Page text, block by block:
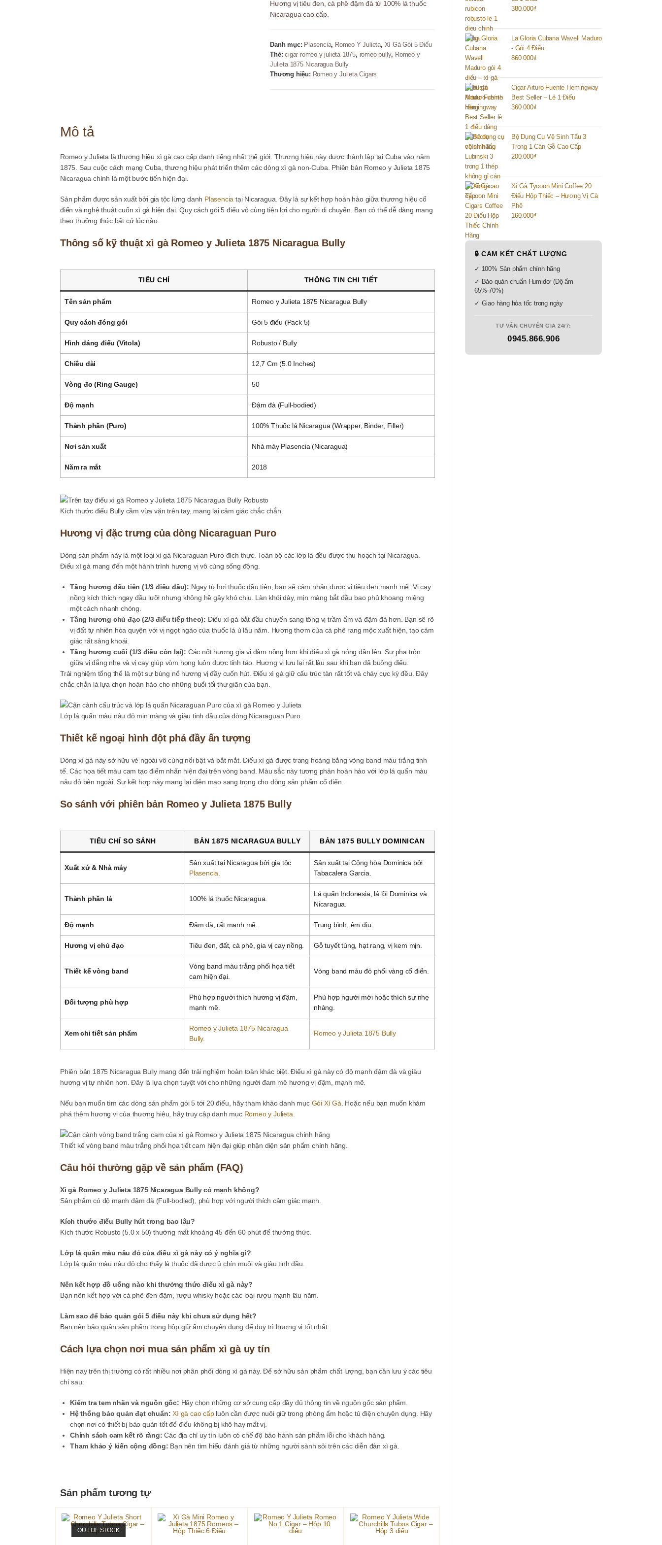
Cigar
-
số
Hương vị tiêu đen, cà phê đậm đà từ 100% lá thuốc
Nicaragua cao cấp.
Danh mục: Plasencia, Romeo Y Julieta, Xì Gà Gói 5 Điếu
Thẻ:cigar romeo y julieta 1875, romeo bully, Romeo y
Julieta 1875 Nicaragua Bully
Thương hiệu: Romeo y Julieta Cigars
Mô tả
Romeo y Julieta là thương hiệu xì gà cao cấp danh tiếng nhất thế giới. Thương hiệu này được thành lập tại Cuba vào năm
1875. Sau cuộc cách mạng Cuba, thương hiệu phát triển thêm các dòng xì gà non-Cuba. Phiên bản Romeo y Julieta 1875
Nicaragua chính là một bước tiến hiện đại.
Sản phẩm được sản xuất bởi gia tộc lừng danh Plasenciatại Nicaragua. Đây là sự kết hợp hoàn hảo giữa thương hiệu cổ
điển và nghệ thuật cuốn xì gà hiện đại. Quy cách gói 5 điếu vô cùng tiện lợi cho người di chuyển. Bạn có thể dễ dàng mang
theo thưởng thức bất cứ lúc nào.
Thông số kỹ thuật xì gà Romeo y Julieta 1875 Nicaragua Bully
TIÊU CHÍ THÔNG TIN CHI TIẾT
Tên sản phẩm Romeo y Julieta 1875 Nicaragua Bully
Quy cách đóng gói Gói 5 điếu (Pack 5)
Hình dáng điếu (Vitola) Robusto / Bully
Chiều dài 12,7 Cm (5.0 Inches)
Vòng đo (Ring Gauge) 50
Độ mạnh Đậm đà (Full-bodied)
Thành phần (Puro) 100% Thuốc lá Nicaragua (Wrapper, Binder, Filler)
Nơi sản xuất Nhà máy Plasencia (Nicaragua)
Năm ra mắt 2018
Kích thước điếu Bully cầm vừa vặn trên tay, mang lại cảm giác chắc chắn.
Hương vị đặc trưng của dòng Nicaraguan Puro
Dòng sản phẩm này là một loại xì gà Nicaraguan Puro đích thực. Toàn bộ các lớp lá đều được thu hoạch tại Nicaragua.
Điếu xì gà mang đến một hành trình hương vị vô cùng sống động.
Tầng hương đầu tiên (1/3 điếu đầu): Ngay từ hơi thuốc đầu tiên, bạn sẽ cảm nhận được vị tiêu đen mạnh mẽ. Vị cay
nồng kích thích ngay đầu lưỡi nhưng không hề gây khó chịu. Làn khói dày, mịn màng bắt đầu bao phủ khoang miệng
một cách nhanh chóng.
Tầng hương chủ đạo (2/3 điếu tiếp theo): Điếu xì gà bắt đầu chuyển sang tông vị trầm ấm và đậm đà hơn. Bạn sẽ rõ
vị đất tự nhiên hòa quyện với vị ngọt ngào của thuốc lá ủ lâu năm. Hương thơm của cà phê rang mộc xuất hiện, tạo cảm
giác rất sảng khoái.
Tầng hương cuối (1/3 điếu còn lại): Các nốt hương gia vị đậm nồng hơn khi điếu xì gà nóng dần lên. Sự pha trộn
giữa vị đắng nhẹ và vị cay giúp vòm họng luôn được tỉnh táo. Hương vị lưu lại rất lâu sau khi bạn đã buông điếu.
Trải nghiệm tổng thể là một sự bùng nổ hương vị đầy cuốn hút. Điếu xì gà giữ cấu trúc tàn rất tốt và cháy cực kỳ đều. Đây
chắc chắn là lựa chọn hoàn hảo cho những buổi tối thư giãn của bạn.
Lớp lá quấn màu nâu đỏ mịn màng và giàu tinh dầu của dòng Nicaraguan Puro.
Thiết kế ngoại hình đột phá đầy ấn tượng
Dòng xì gà này sở hữu vẻ ngoài vô cùng nổi bật và bắt mắt. Điếu xì gà được trang hoàng bằng vòng band màu trắng tinh
tế. Các họa tiết màu cam tạo điểm nhấn hiện đại trên vòng band. Màu sắc này tương phản hoàn hảo với lớp lá quấn màu
nâu đỏ bên ngoài. Sự kết hợp này mang lại diện mạo sang trọng cho dòng sản phẩm cổ điển.
So sánh với phiên bản Romeo y Julieta 1875 Bully
TIÊU CHÍ SO SÁNH BẢN 1875 NICARAGUA BULLY BẢN 1875 BULLY DOMINICAN
Xuất xứ & Nhà máy
Sản xuất tại Nicaragua bởi gia tộc
Plasencia
Sản xuất tại Cộng hòa Dominica bởi
Tabacalera Garcia.
Thành phần lá 100% lá thuốc Nicaragua.
Lá quấn Indonesia, lá lõi Dominica và
Nicaragua.
Độ mạnh Đậm đà, rất mạnh mẽ. Trung bình, êm dịu.
Hương vị chủ đạo Tiêu đen, đất, cà phê, gia vị cay nồng. Gỗ tuyết tùng, hạt rang, vị kem mịn.
Thiết kế vòng band
Vòng band màu trắng phối họa tiết
cam hiện đại.
Vòng band màu đỏ phối vàng cổ điển.
Đối tượng phù hợp
Phù hợp người thích hương vị đậm,
mạnh mẽ.
Phù hợp người mới hoặc thích sự nhẹ
nhàng.
Xem chi tiết sản phẩm
Romeo y Julieta 1875 Nicaragua
Bully.
Romeo y Julieta 1875 Bully
Phiên bản 1875 Nicaragua Bully mang đến trải nghiệm hoàn toàn khác biệt. Điếu xì gà này có độ mạnh đậm đà và giàu
hương vị tự nhiên hơn. Đây là lựa chọn tuyệt vời cho những người đam mê hương vị đậm, mạnh mẽ.
Nếu bạn muốn tìm các dòng sản phẩm gói 5 tới 20 điếu, hãy tham khảo danh mục Gói Xì Gà . Hoặc nếu bạn muốn khám
phá thêm hương vị của thương hiệu, hãy truy cập danh mục Romeo y Julieta
Thiết kế vòng band màu trắng phối họa tiết cam hiện đại giúp nhận diện sản phẩm chính hãng.
Câu hỏi thường gặp về sản phẩm (FAQ)
Xì gà Romeo y Julieta 1875 Nicaragua Bully có mạnh không?
Sản phẩm có độ mạnh đậm đà (Full-bodied), phù hợp với người thích cảm giác mạnh.
Kích thước điếu Bully hút trong bao lâu?
Kích thước Robusto (5.0 x 50) thường mất khoảng 45 đến 60 phút để thưởng thức.
Lớp lá quấn màu nâu đỏ của điếu xì gà này có ý nghĩa gì?
Lớp lá quấn màu nâu đỏ cho thấy lá thuốc đã được ủ chín muồi và giàu tinh dầu.
Nên kết hợp đồ uống nào khi thưởng thức điếu xì gà này?
Bạn nên kết hợp với cà phê đen đậm, rượu whisky hoặc các loại rượu mạnh lâu năm.
Làm sao để bảo quản gói 5 điếu này khi chưa sử dụng hết?
Bạn nên bảo quản sản phẩm trong hộp giữ ẩm chuyên dụng để duy trì hương vị tốt nhất.
Cách lựa chọn nơi mua sản phẩm xì gà uy tín
Hiện nay trên thị trường có rất nhiều nơi phân phối dòng xì gà này. Để sở hữu sản phẩm chất lượng, bạn cần lưu ý các tiêu
chí sau:
Kiểm tra tem nhãn và nguồn gốc: Hãy chọn những cơ sở cung cấp đầy đủ thông tin về nguồn gốc sản phẩm.
Hệ thống bảo quản đạt chuẩn: Xì gà cao cấpluôn cần được nuôi giữ trong phòng ẩm hoặc tủ điện chuyên dụng. Hãy
chọn nơi có thiết bị bảo quản tốt để điếu không bị khô hay mất vị.
Chính sách cam kết rõ ràng: Các địa chỉ uy tín luôn có chế độ bảo hành sản phẩm lỗi cho khách hàng.
Tham khảo ý kiến cộng đồng: Bạn nên tìm hiểu đánh giá từ những người sành sỏi trên các diễn đàn xì gà.
Sản phẩm tương tự
OUT OF STOCK
380.000₫
La Gloria Cubana Wavell Maduro
- Gói 4 Điếu
860.000₫
Cigar Arturo Fuente Hemingway
Best Seller – Lẻ 1 Điếu
360.000₫
Bộ Dụng Cụ Vệ Sinh Tẩu 3
Trong 1 Cán Gỗ Cao Cấp
200.000₫
Xì Gà Tycoon Mini Coffee 20
Điếu Hộp Thiếc – Hương Vị Cà
Phê
160.000₫
🔒 CAM KẾT CHẤT LƯỢNG
✓ 100% Sản phẩm chính hãng
✓ Bảo quản chuẩn Humidor (Độ ẩm
65%-70%)
✓ Giao hàng hỏa tốc trong ngày
TƯ VẤN CHUYÊN GIA 24/7:
0945.866.906